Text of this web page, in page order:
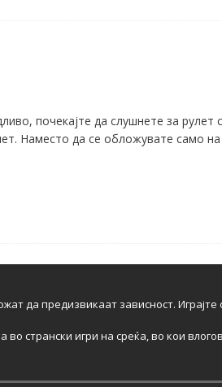
почекајте да слушнете за рулет
Наместо да се обложувате само
да предизвикаат зависност. Играјте
странски игри на среќа, во кои